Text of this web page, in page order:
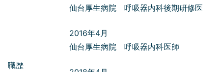
職歴
仙台厚生病院 呼吸器内科後期研修医
2016年4月
仙台厚生病院 呼吸器内科医師